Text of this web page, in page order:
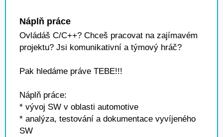
Náplň práce
Ovládáš C/C++? Chceš pracovat na zajímavém
projektu? Jsi komunikativní a týmový hráč?
Pak hledáme práve TEBE!!!
Náplň práce:
* vývoj SW v oblasti automotive
* analýza, testování a dokumentace vyvíjeného
SW